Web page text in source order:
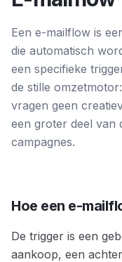
Een e-mailflow is
die automatisch
een specifieke
de stille
vragen geen
een groter deel van
campagnes.
Hoe een e-
De trigger is een
aankoop, een